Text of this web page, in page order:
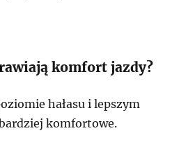
komfort jazdy?
hałasu i lepszym
komfortowe.